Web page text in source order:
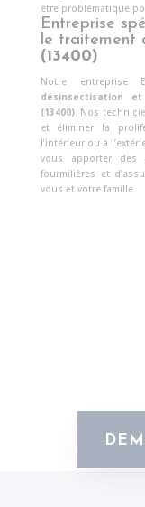
être problématique
Entreprise
le traitement
(13400)
Notre entreprise
désinsectisation
(13400). Nos
et éliminer la
l’intérieur ou à
vous apporter des
fourmilières et
vous et votre famille.